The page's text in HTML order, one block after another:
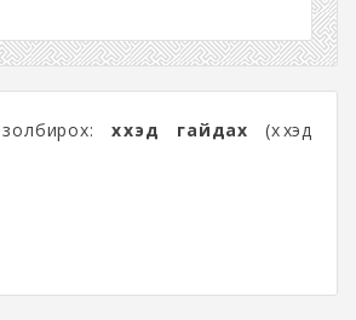
хүүхэд гайдах (хүүхэд